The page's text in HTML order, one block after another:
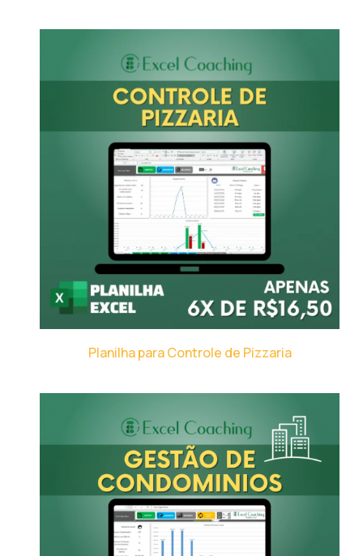
Planilha para Controle de Pizzaria